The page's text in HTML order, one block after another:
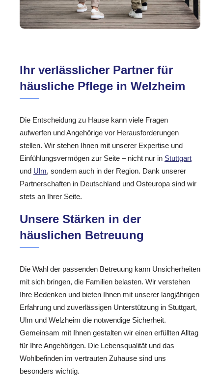
Ihr verlässlicher Partner für
häusliche Pflege in Welzheim
Die Entscheidung zu Hause kann viele Fragen
aufwerfen und Angehörige vor Herausforderungen
stellen. Wir stehen Ihnen mit unserer Expertise und
Einfühlungsvermögen zur Seite – nicht nur in Stuttgart
und Ulm, sondern auch in der Region. Dank unserer
Partnerschaften in Deutschland und Osteuropa sind wir
stets an Ihrer Seite.
Unsere Stärken in der
häuslichen Betreuung
Die Wahl der passenden Betreuung kann Unsicherheiten
mit sich bringen, die Familien belasten. Wir verstehen
Ihre Bedenken und bieten Ihnen mit unserer langjährigen
Erfahrung und zuverlässigen Unterstützung in Stuttgart,
Ulm und Welzheim die notwendige Sicherheit.
Gemeinsam mit Ihnen gestalten wir einen erfüllten Alltag
für Ihre Angehörigen. Die Lebensqualität und das
Wohlbefinden im vertrauten Zuhause sind uns
besonders wichtig.